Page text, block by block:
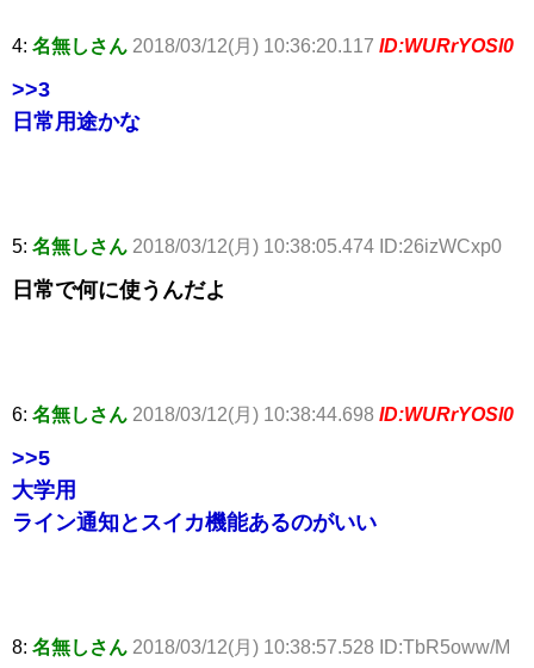
4: 名無しさん 2018/03/12(月) 10:36:20.117 ID:WURrYOSl0
>>3
日常用途かな
5: 名無しさん 2018/03/12(月) 10:38:05.474 ID:26izWCxp0
日常で何に使うんだよ
6: 名無しさん 2018/03/12(月) 10:38:44.698 ID:WURrYOSl0
>>5
大学用
ライン通知とスイカ機能あるのがいい
8: 名無しさん 2018/03/12(月) 10:38:57.528 ID:TbR5oww/M